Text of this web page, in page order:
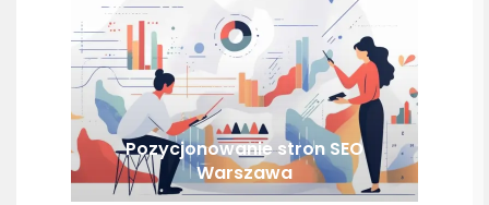
Pozycjonowanie stron SEO
Warszawa